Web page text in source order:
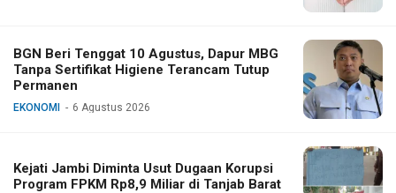
BGN Beri Tenggat 10 Agustus, Dapur MBG
Tanpa Sertifikat Higiene Terancam Tutup
Permanen
EKONOMI 6 Agustus 2026
Kejati Jambi Diminta Usut Dugaan Korupsi
Program FPKM Rp8,9 Miliar di Tanjab Barat